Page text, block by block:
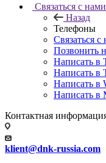
Связаться с нами
Назад
Телефоны
Связаться с
Позвонить
Написать в
Написать в
Написать в
Написать в
Контактная
klient@dnk-russia.com